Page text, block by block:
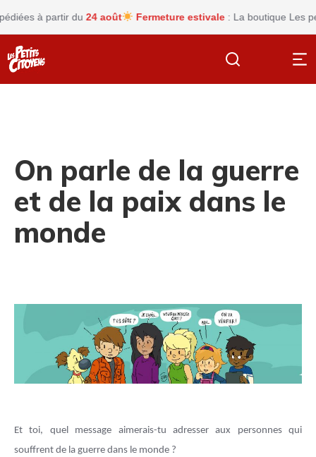
à partir du 24 août Fermeture estivale: La boutique Les
On parle de la guerre
et de la paix dans le
monde
Et toi, quel message aimerais-tu adresser aux personnes qui
souffrent de la guerre dans le monde ?